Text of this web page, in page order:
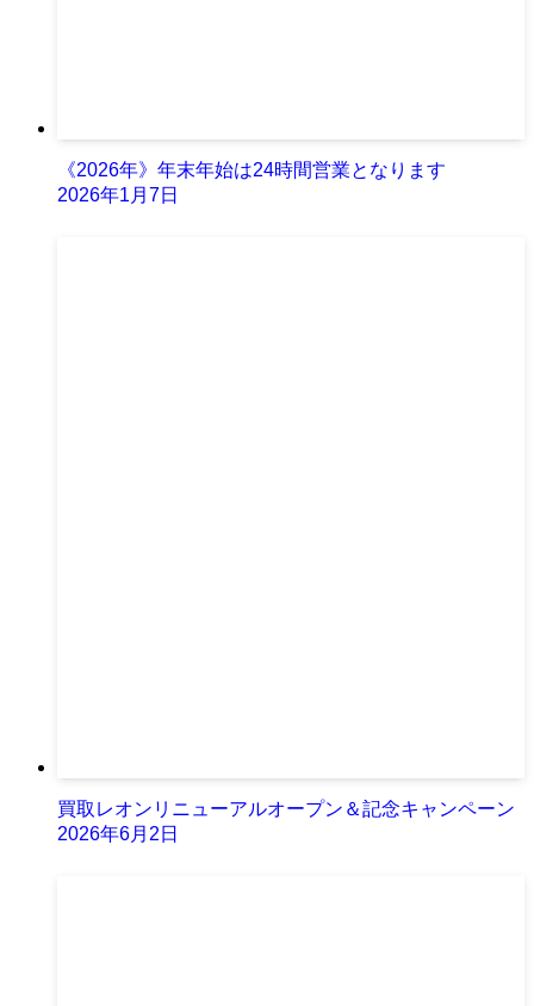
《2026年》年末年始は24時間営業となります
2026年1月7日
買取レオンリニューアルオープン＆記念キャンペーン
2026年6月2日